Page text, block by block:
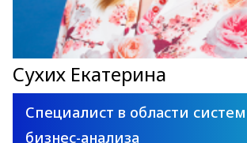
Сухих Екатерина
Специалист в области
бизнес-анализа